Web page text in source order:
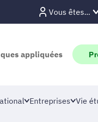
Vous êtes...
appliquées
Entreprises Vie